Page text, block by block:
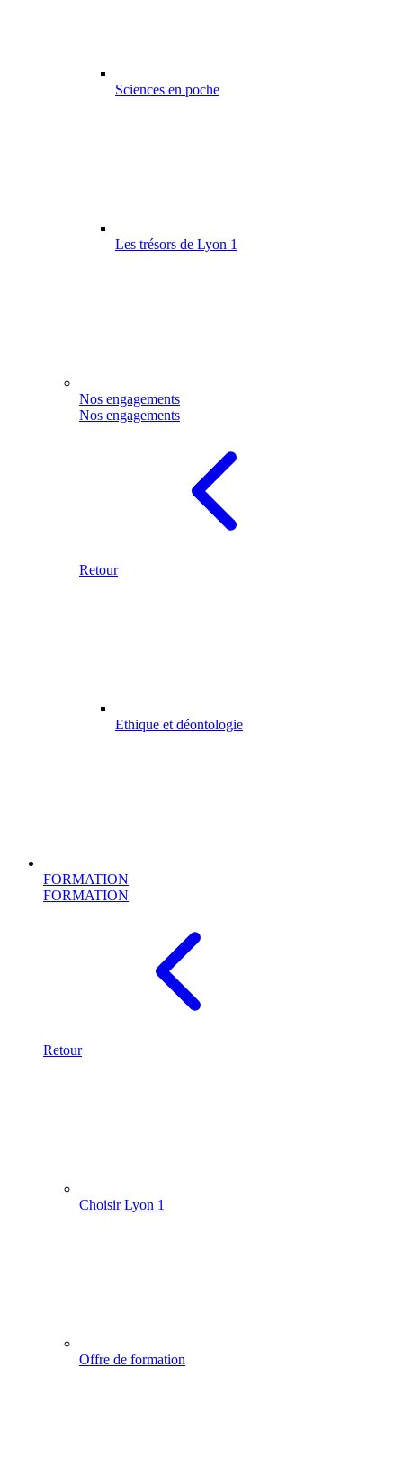
Sciences en poche
Les trésors de Lyon 1
Nos engagements
Nos engagements
Retour
Ethique et déontologie
FORMATION
FORMATION
Retour
Choisir Lyon 1
Offre de formation